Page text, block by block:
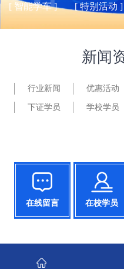
[ 智能学车 ] [ 特别活动 ]
新闻
行业新闻 优惠活动
下证学员
学校学员
在线留言 在校学员